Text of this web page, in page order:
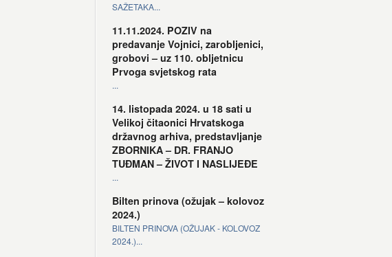
SAŽETAKA...
11.11.2024. POZIV na
predavanje Vojnici, zarobljenici,
grobovi – uz 110. obljetnicu
Prvoga svjetskog rata
...
14. listopada 2024. u 18 sati u
Velikoj čitaonici Hrvatskoga
državnog arhiva, predstavljanje
ZBORNIKA – DR. FRANJO
TUĐMAN – ŽIVOT I NASLIJEĐE
...
Bilten prinova (ožujak – kolovoz
2024.)
BILTEN PRINOVA (OŽUJAK - KOLOVOZ
2024.)...